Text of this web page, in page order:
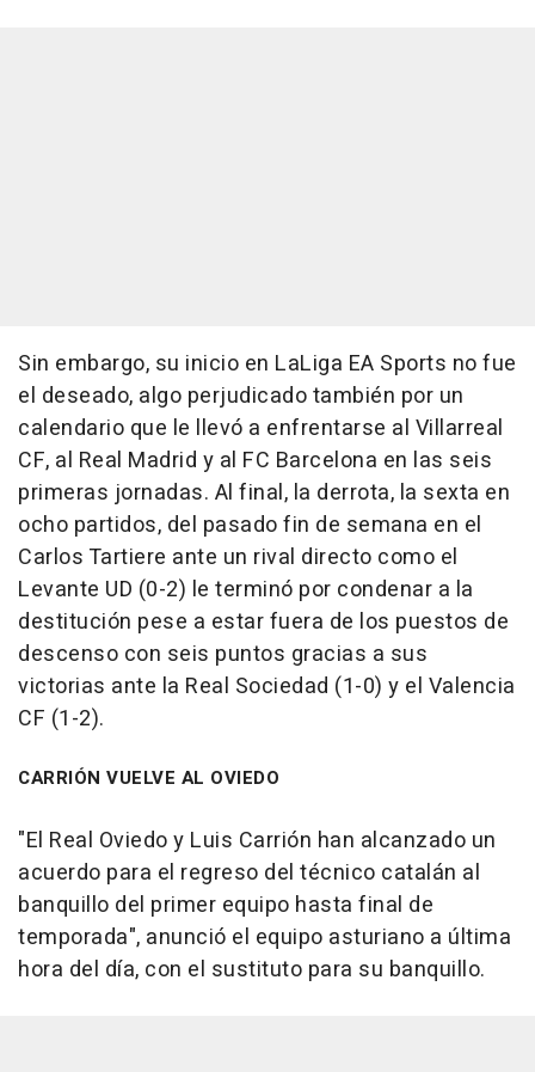
Sin embargo, su inicio en LaLiga EA Sports no fue
el deseado, algo perjudicado también por un
calendario que le llevó a enfrentarse al Villarreal
CF, al Real Madrid y al FC Barcelona en las seis
primeras jornadas. Al final, la derrota, la sexta en
ocho partidos, del pasado fin de semana en el
Carlos Tartiere ante un rival directo como el
Levante UD (0-2) le terminó por condenar a la
destitución pese a estar fuera de los puestos de
descenso con seis puntos gracias a sus
victorias ante la Real Sociedad (1-0) y el Valencia
CF (1-2).
CARRIÓN VUELVE AL OVIEDO
"El Real Oviedo y Luis Carrión han alcanzado un
acuerdo para el regreso del técnico catalán al
banquillo del primer equipo hasta final de
temporada", anunció el equipo asturiano a última
hora del día, con el sustituto para su banquillo.